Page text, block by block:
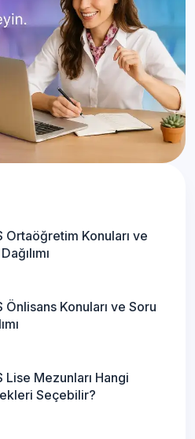
Ortaöğretim Konuları ve
Önlisans Konuları ve Soru
Lise Mezunları Hangi
Seçebilir?